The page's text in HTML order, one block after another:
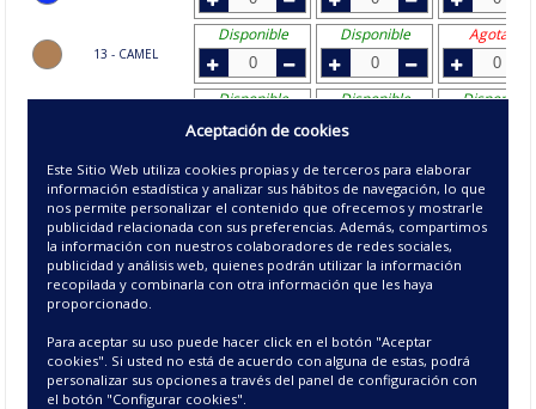
13 - CAMEL
21 - MARRON
23 - MALVA
25 - MARINO
26 - GRIS
Disponible Disponible Agotado
Disponible Disponible Disponible
Disponible Disponible Disponible
Disponible Agotado Agotado
Disponible Disponible
Agotado Disponible Disponible
Aceptación de cookies
Este Sitio Web utiliza cookies propias y de terceros para elaborar
información estadística y analizar sus hábitos de navegación, lo que
nos permite personalizar el contenido que ofrecemos y mostrarle
publicidad relacionada con sus preferencias. Además, compartimos
la información con nuestros colaboradores de redes sociales,
publicidad y análisis web, quienes podrán utilizar la información
recopilada y combinarla con otra información que les haya
proporcionado.
Para aceptar su uso puede hacer click en el botón "Aceptar
cookies". Si usted no está de acuerdo con alguna de estas, podrá
personalizar sus opciones a través del panel de configuración con
el botón "Configurar cookies".